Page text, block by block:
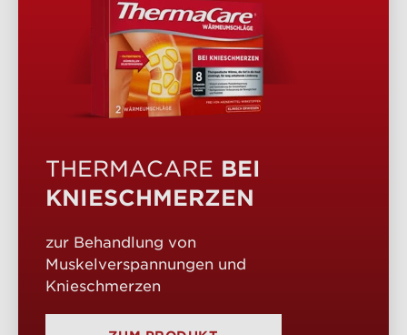
THERMACARE BEI
KNIESCHMERZEN
zur Behandlung von
Muskelverspannungen und
Knieschmerzen